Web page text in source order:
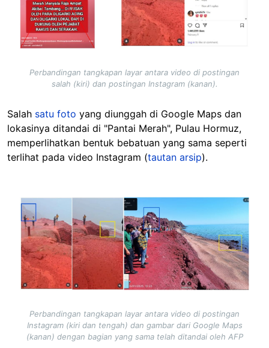
Perbandingan tangkapan layar antara video di postingan
salah (kiri) dan postingan Instagram (kanan).
Salah satu foto yang diunggah di Google Maps dan
lokasinya ditandai di "Pantai Merah", Pulau Hormuz,
memperlihatkan bentuk bebatuan yang sama seperti
terlihat pada video Instagram (tautan arsip).
Image
Perbandingan tangkapan layar antara video di postingan
Instagram (kiri dan tengah) dan gambar dari Google Maps
(kanan) dengan bagian yang sama telah ditandai oleh AFP